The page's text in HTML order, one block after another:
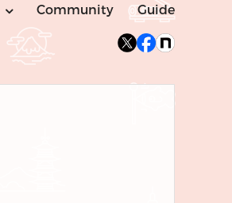
Community Guide